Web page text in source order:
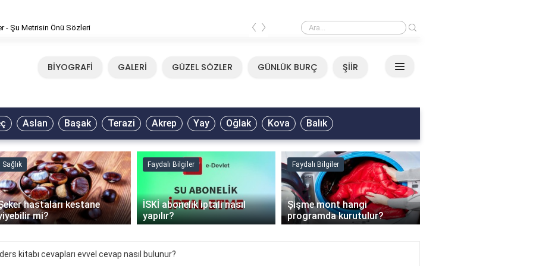
‹ ›
BİYOGRAFİ GALERİ GÜZEL SÖZLER GÜNLÜK BURÇ ŞİİR
Aslan Başak Terazi Akrep Yay Oğlak Kova Balık
Sağlık
hastaları kestane
mi?
Faydalı Bilgiler
İSKİ abonelik iptali nasıl
yapılır?
Faydalı Bilgiler
Şişme mont hangi
programda kurutulur?
›
kitabı cevapları evvel cevap nasıl bulunur?